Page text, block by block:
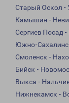
Старый Оскол -
Камышин -
Сергиев Посад
Южно-
Смоленск -
Бийск -
Выкса -
Нижнекамск -